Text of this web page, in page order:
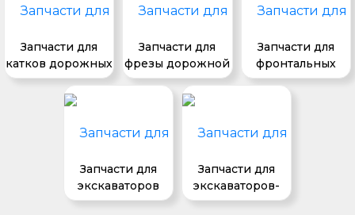
Запчасти для
катков дорожных
Запчасти для
фрезы дорожной
Запчасти для
фронтальных
погрузчиков
Запчасти для
экскаваторов
Запчасти для
экскаваторов-
погрузчиков